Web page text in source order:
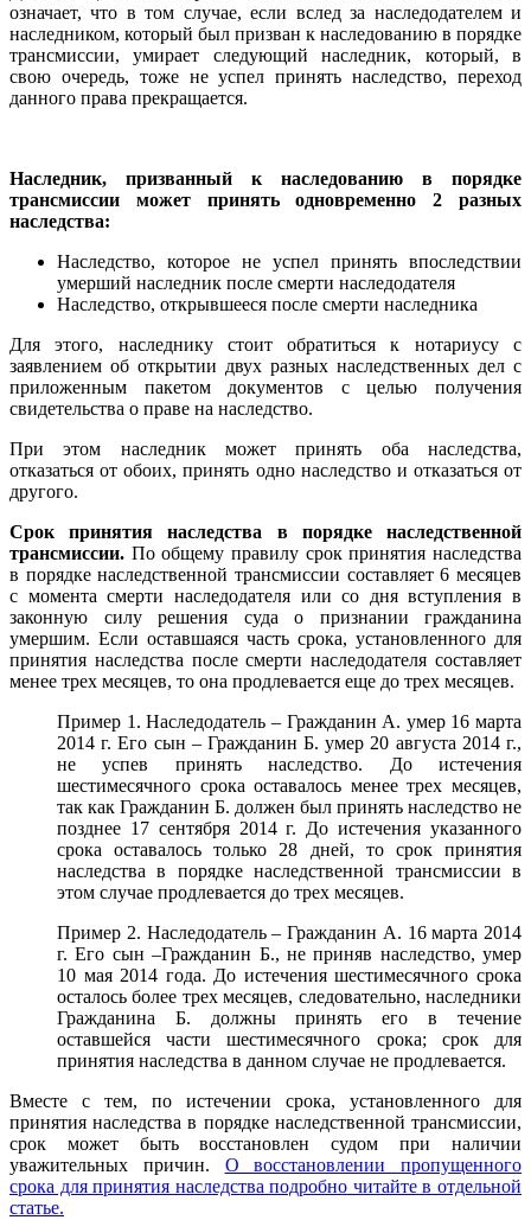
означает, что в том случае, если вслед за наследодателем и
наследником, который был призван к наследованию в порядке
трансмиссии, умирает следующий наследник, который, в
свою очередь, тоже не успел принять наследство, переход
данного права прекращается.
Наследник, призванный к наследованию в порядке
трансмиссии может принять одновременно 2 разных
наследства:
Наследство, которое не успел принять впоследствии
умерший наследник после смерти наследодателя
Наследство, открывшееся после смерти наследника
Для этого, наследнику стоит обратиться к нотариусу с
заявлением об открытии двух разных наследственных дел с
приложенным пакетом документов с целью получения
свидетельства о праве на наследство.
При этом наследник может принять оба наследства,
отказаться от обоих, принять одно наследство и отказаться от
другого.
Срок принятия наследства в порядке наследственной
трансмиссии. По общему правилу срок принятия наследства
в порядке наследственной трансмиссии составляет 6 месяцев
с момента смерти наследодателя или со дня вступления в
законную силу решения суда о признании гражданина
умершим. Если оставшаяся часть срока, установленного для
принятия наследства после смерти наследодателя составляет
менее трех месяцев, то она продлевается еще до трех месяцев.
Пример 1. Наследодатель – Гражданин А. умер 16 марта
2014 г. Его сын – Гражданин Б. умер 20 августа 2014 г.,
не успев принять наследство. До истечения
шестимесячного срока оставалось менее трех месяцев,
так как Гражданин Б. должен был принять наследство не
позднее 17 сентября 2014 г. До истечения указанного
срока оставалось только 28 дней, то срок принятия
наследства в порядке наследственной трансмиссии в
этом случае продлевается до трех месяцев.
Пример 2. Наследодатель – Гражданин А. 16 марта 2014
г. Его сын –Гражданин Б., не приняв наследство, умер
10 мая 2014 года. До истечения шестимесячного срока
осталось более трех месяцев, следовательно, наследники
Гражданина Б. должны принять его в течение
оставшейся части шестимесячного срока; срок для
принятия наследства в данном случае не продлевается.
Вместе с тем, по истечении срока, установленного для
принятия наследства в порядке наследственной трансмиссии,
срок может быть восстановлен судом при наличии
уважительных причин. О восстановлении пропущенного
срока для принятия наследства подробно читайте в отдельной
статье.